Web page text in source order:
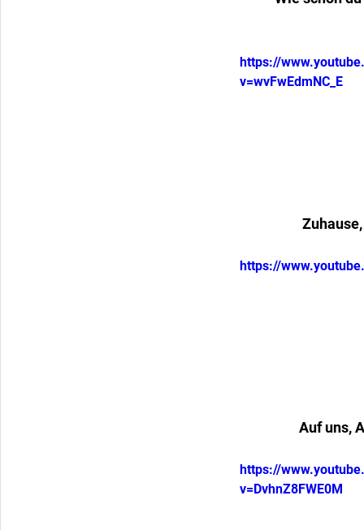
https://
v=wvFwEdmNC_E
https://
Auf uns,
https://
v=DvhnZ8FWE0M